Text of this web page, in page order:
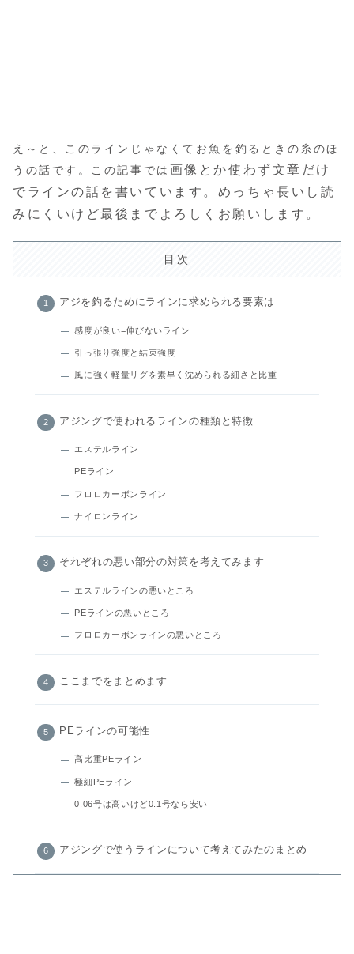
え～と、このラインじゃなくてお魚を釣るときの糸のほ
うの話です。この記事では 画像とか使わず文章だけ
でラインの話を書いています。めっちゃ長いし読
みにくいけど最後までよろしくお願いします。
目次
アジを釣るためにラインに求められる要素は
感度が良い=伸びないライン
引っ張り強度と結束強度
風に強く軽量リグを素早く沈められる細さと比重
アジングで使われるラインの種類と特徴
エステルライン
PEライン
フロロカーボンライン
ナイロンライン
それぞれの悪い部分の対策を考えてみます
エステルラインの悪いところ
PEラインの悪いところ
フロロカーボンラインの悪いところ
ここまでをまとめます
PEラインの可能性
高比重PEライン
極細PEライン
0.06号は高いけど0.1号なら安い
アジングで使うラインについて考えてみたのまとめ